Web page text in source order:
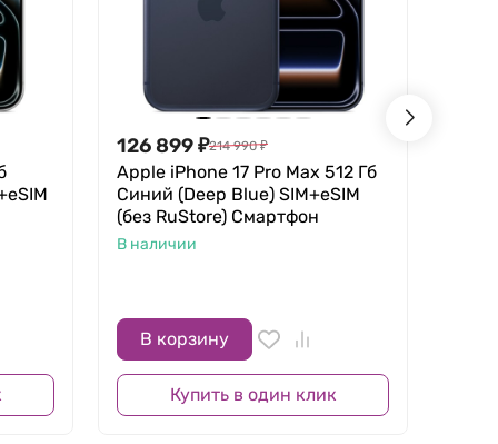
126 899₽214 990 ₽
Apple iPhone 17 Pro Max 512 Гб
Синий (Deep Blue) SIM+eSIM
(без RuStore) Смартфон
В наличии
В корзину
Купить в один клик